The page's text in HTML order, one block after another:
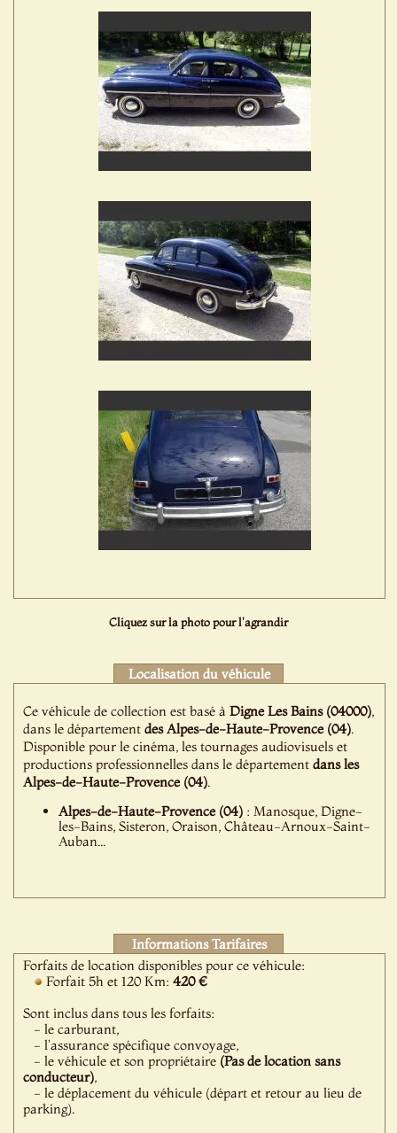
Cliquez sur la photo pour l'agrandir
Localisation du véhicule
Ce véhicule de collection est basé àDigne Les Bains (04000),
dans le départementdes Alpes-de-Haute-Provence (04).
Disponible pour le cinéma, les tournages audiovisuels et
productions professionnelles dans le départementdans les
Alpes-de-Haute-Provence (04).
Alpes-de-Haute-Provence (04) : Manosque, Digne-
les-Bains, Sisteron, Oraison, Château-Arnoux-Saint-
Auban...
Informations Tarifaires
Forfaits de location disponibles pour ce véhicule:
Forfait 5h et 120 Km:420 €
Sont inclus dans tous les forfaits:
- le carburant,
- l'assurance spécifique convoyage,
- le véhicule et son propriétaire (Pas de location sans
conducteur),
- le déplacement du véhicule (départ et retour au lieu de
parking).